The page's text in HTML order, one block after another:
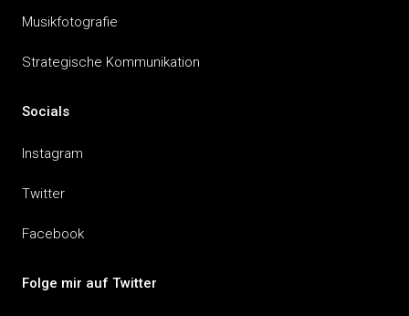
Musikfotografie
Strategische Kommunikation
Socials
Instagram
Twitter
Facebook
Folge mir auf Twitter